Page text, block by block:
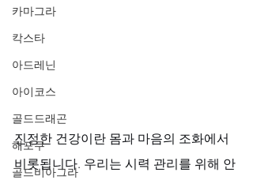
카마그라
칵스타
아드레닌
아이코스
골드드래곤
해포쿠
골드비아그라
진정한 건강이란 몸과 마음의 조화에서
비롯됩니다. 우리는 시력 관리를 위해 안